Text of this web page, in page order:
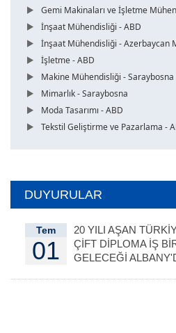
Gemi Makinaları ve İşletme
İnşaat Mühendisliği - ABD
İnşaat Mühendisliği - Azerbaycan
İşletme - ABD
Makine Mühendisliği - Saraybosna
Mimarlık - Saraybosna
Moda Tasarımı - ABD
Tekstil Geliştirme ve Pazarlama -
DUYURULAR
Tem
01
20 YILI AŞAN
ÇİFT DİPLOMA İŞ
GELECEĞİ